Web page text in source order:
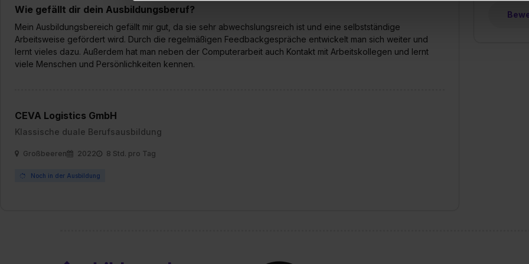
Erlaubnis hierfür kannst du auch später noch im Einzelfall bei dem jeweiligen Inhalt erteilen.
Verwendungszwecke zulassen, triff deine Auswahl über die Checkboxen und klick auf
Einwilligung zur Platzierung von Cookies der Kategorien „Präferenzen“, „Statistiken“ und
umfasst hierbei die Einwilligung zur Übermittlung deiner Daten in die USA (Art. 49 Abs. 1 S. 1
verfügen über kein angemessenes Datenschutzniveau (EuGH – Schrems II). Du kannst die
Wie gefällt dir dein Ausbildungsberuf?
Mein Ausbildungsbereich gefällt mir gut, da sie sehr abwechslungsreich ist und eine selbstständige
Arbeitsweise gefördert wird. Durch die regelmäßigen Feedbackgespräche entwickelt man sich weiter und
lernt vieles dazu. Außerdem hat man neben der Computerarbeit auch Kontakt mit Arbeitskollegen und lernt
viele Menschen und Persönlichkeiten kennen.
CEVA Logistics GmbH
Klassische duale Berufsausbildung
Großbeeren 2022 8 Std. pro Tag
Noch in der Ausbildung